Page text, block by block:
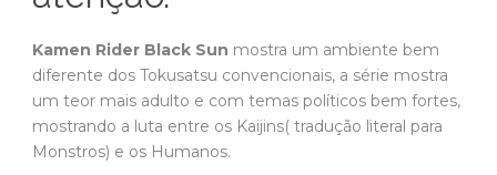
Kamen Rider Black Sun mostra um ambiente bem
diferente dos Tokusatsu convencionais, a série mostra
um teor mais adulto e com temas políticos bem fortes,
mostrando a luta entre os Kaijins( tradução literal para
Monstros) e os Humanos.